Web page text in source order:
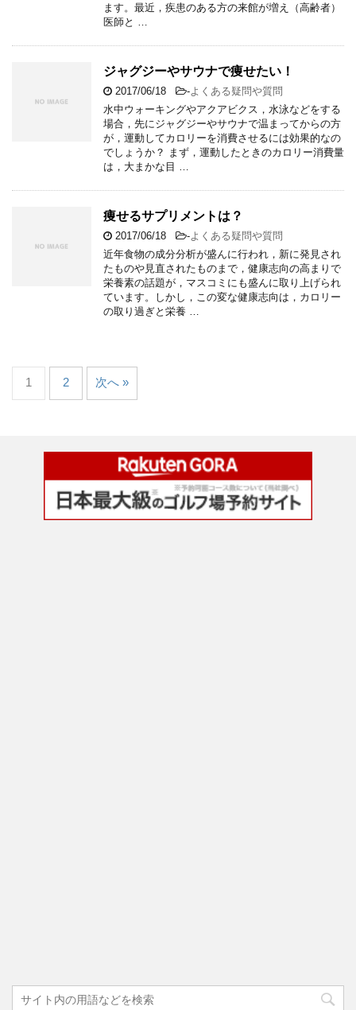
ます。最近，疾患のある方の来館が増え（高齢者）
医師と …
ジャグジーやサウナで痩せたい！
2017/06/18 -よくある疑問や質問
水中ウォーキングやアクアビクス，水泳などをする
場合，先にジャグジーやサウナで温まってからの方
が，運動してカロリーを消費させるには効果的なの
でしょうか？ まず，運動したときのカロリー消費量
は，大まかな目 …
痩せるサプリメントは？
2017/06/18 -よくある疑問や質問
近年食物の成分分析が盛んに行われ，新に発見され
たものや見直されたものまで，健康志向の高まりで
栄養素の話題が，マスコミにも盛んに取り上げられ
ています。しかし，この変な健康志向は，カロリー
の取り過ぎと栄養 …
1 2 次へ »